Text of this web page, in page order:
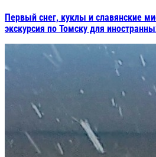
Первый снег, куклы и славянские
экскурсия по Томску для